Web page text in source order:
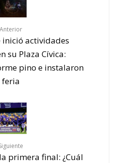
Anterior
inició actividades
su Plaza Cívica:
pino e instalaron
feria
primera final: ¿Cuál